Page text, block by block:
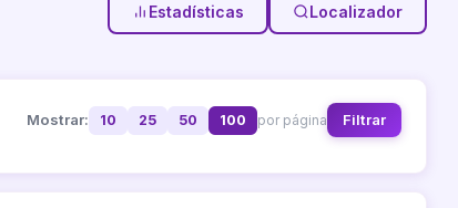
Estadísticas Localizador
Mostrar: 10 25 50 100 por página Filtrar